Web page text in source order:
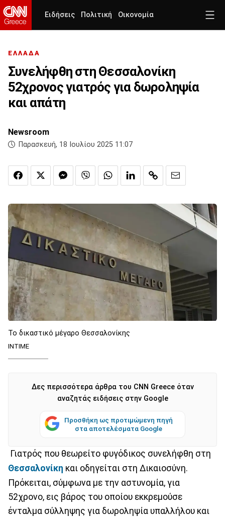
Ειδήσεις Πολιτική Οικονομία
ΕΛΛΑΔΑ
Συνελήφθη στη Θεσσαλονίκη
52χρονος γιατρός για δωροληψία
και απάτη
Newsroom
Παρασκευή, 18 Ιουλίου 2025 11:07
Το δικαστικό μέγαρο Θεσσαλονίκης
INTIME
Δες περισσότερα άρθρα του CNN Greece όταν
αναζητάς ειδήσεις στην Google
Προσθήκη ως προτιμώμενη πηγή
στα αποτελέσματα Google
Γιατρός που θεωρείτο φυγόδικος συνελήφθη στη
Θεσσαλονίκη και οδηγείται στη Δικαιοσύνη.
Πρόκειται, σύμφωνα με την αστυνομία, για
52χρονο, εις βάρος του οποίου εκκρεμούσε
ένταλμα σύλληψης για δωροληψία υπαλλήλου και